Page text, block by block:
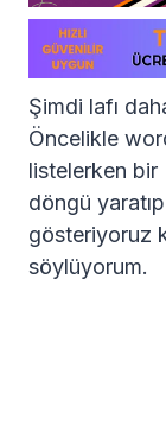
Şimdi lafı
Öncelikle
listelerken bir
döngü
gösteriyoruz
söylüyorum.